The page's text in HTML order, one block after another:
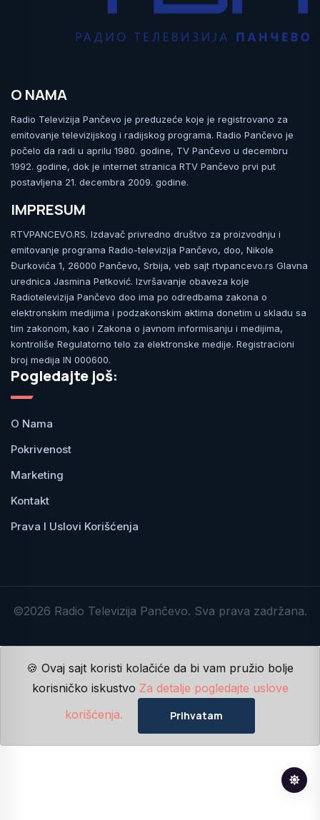
O NAMA
Radio Televizija Pančevo je preduzeće koje je registrovano za
emitovanje televizijskog i radijskog programa. Radio Pančevo je
počelo da radi u aprilu 1980. godine, TV Pančevo u decembru
1992. godine, dok je internet stranica RTV Pančevo prvi put
postavljena 21. decembra 2009. godine.
IMPRESUM
RTVPANCEVO.RS. Izdavač privredno društvo za proizvodnju i
emitovanje programa Radio-televizija Pančevo, doo, Nikole
Đurkovića 1, 26000 Pančevo, Srbija, veb sajt rtvpancevo.rs Glavna
urednica Jasmina Petković. Izvršavanje obaveza koje
Radiotelevizija Pančevo doo ima po odredbama zakona o
elektronskim medijima i podzakonskim aktima donetim u skladu sa
tim zakonom, kao i Zakona o javnom informisanju i medijima,
kontroliše Regulatorno telo za elektronske medije. Registracioni
broj medija IN 000600.
Pogledajte još:
O Nama
Pokrivenost
Marketing
Kontakt
Prava I Uslovi Korišćenja
©2026 Radio Televizija Pančevo. Sva prava zadržana.
🍪 Ovaj sajt koristi kolačiće da bi vam pružio bolje
korisničko iskustvo Za detalje pogledajte uslove
korišćenja.
Prihvatam